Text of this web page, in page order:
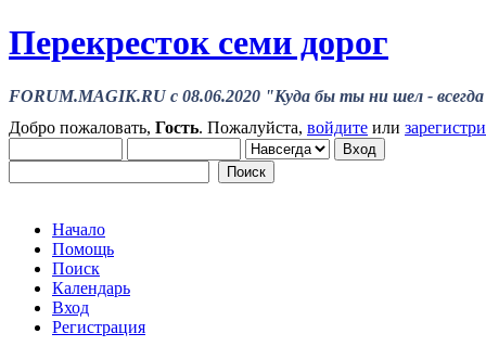
Перекресток семи дорог
FORUM.MAGIK.RU c 08.06.2020 "Куда бы ты ни шел - всегда
Добро пожаловать, Гость. Пожалуйста, войдите или
Начало
Помощь
Поиск
Календарь
Вход
Регистрация